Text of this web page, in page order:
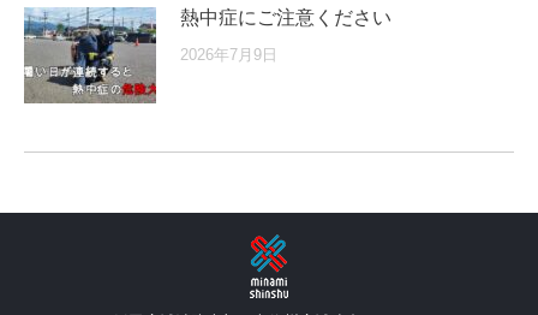
熱中症にご注意ください
2026年7月9日